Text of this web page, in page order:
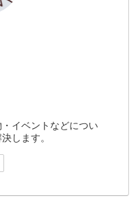
イベントなどについ
します。